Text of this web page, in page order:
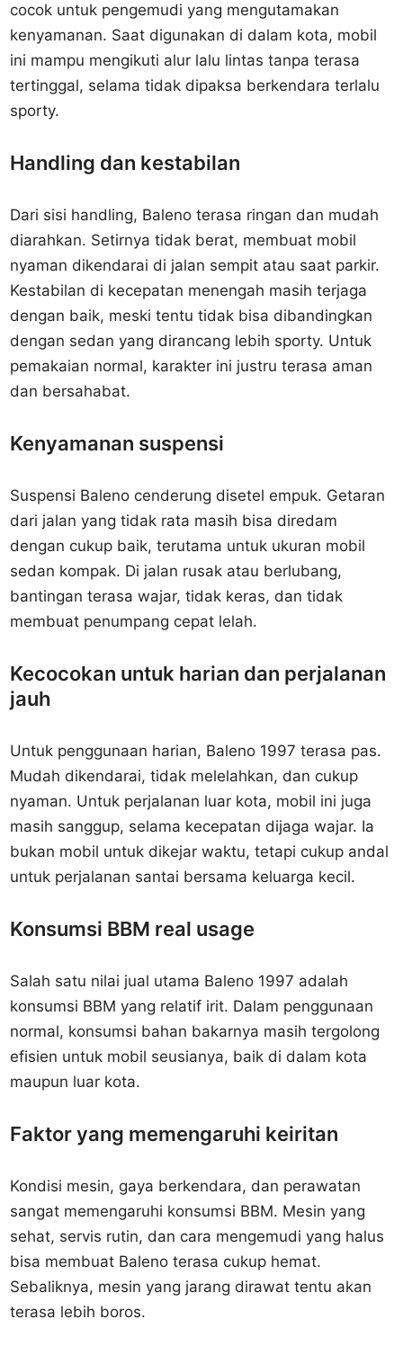
cocok untuk pengemudi yang mengutamakan
kenyamanan. Saat digunakan di dalam kota, mobil
ini mampu mengikuti alur lalu lintas tanpa terasa
tertinggal, selama tidak dipaksa berkendara terlalu
sporty.
Handling dan kestabilan
Dari sisi handling, Baleno terasa ringan dan mudah
diarahkan. Setirnya tidak berat, membuat mobil
nyaman dikendarai di jalan sempit atau saat parkir.
Kestabilan di kecepatan menengah masih terjaga
dengan baik, meski tentu tidak bisa dibandingkan
dengan sedan yang dirancang lebih sporty. Untuk
pemakaian normal, karakter ini justru terasa aman
dan bersahabat.
Kenyamanan suspensi
Suspensi Baleno cenderung disetel empuk. Getaran
dari jalan yang tidak rata masih bisa diredam
dengan cukup baik, terutama untuk ukuran mobil
sedan kompak. Di jalan rusak atau berlubang,
bantingan terasa wajar, tidak keras, dan tidak
membuat penumpang cepat lelah.
Kecocokan untuk harian dan perjalanan
jauh
Untuk penggunaan harian, Baleno 1997 terasa pas.
Mudah dikendarai, tidak melelahkan, dan cukup
nyaman. Untuk perjalanan luar kota, mobil ini juga
masih sanggup, selama kecepatan dijaga wajar. Ia
bukan mobil untuk dikejar waktu, tetapi cukup andal
untuk perjalanan santai bersama keluarga kecil.
Konsumsi BBM real usage
Salah satu nilai jual utama Baleno 1997 adalah
konsumsi BBM yang relatif irit. Dalam penggunaan
normal, konsumsi bahan bakarnya masih tergolong
efisien untuk mobil seusianya, baik di dalam kota
maupun luar kota.
Faktor yang memengaruhi keiritan
Kondisi mesin, gaya berkendara, dan perawatan
sangat memengaruhi konsumsi BBM. Mesin yang
sehat, servis rutin, dan cara mengemudi yang halus
bisa membuat Baleno terasa cukup hemat.
Sebaliknya, mesin yang jarang dirawat tentu akan
terasa lebih boros.